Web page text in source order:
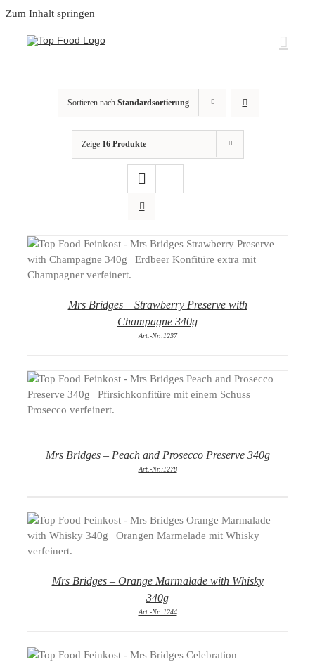
Zum Inhalt springen
Sortieren nach Standardsortierung
Zeige 16 Produkte
DETAILS
Mrs Bridges – Strawberry Preserve with
Champagne 340g
Art.-Nr.:1237
Mrs Bridges – Peach and Prosecco Preserve 340g
Art.-Nr.:1278
DETAILS
Mrs Bridges – Orange Marmalade with Whisky
340g
Art.-Nr.:1244